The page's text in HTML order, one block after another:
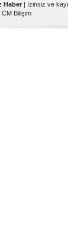
Haber | İzinsiz ve
CM Bilişim